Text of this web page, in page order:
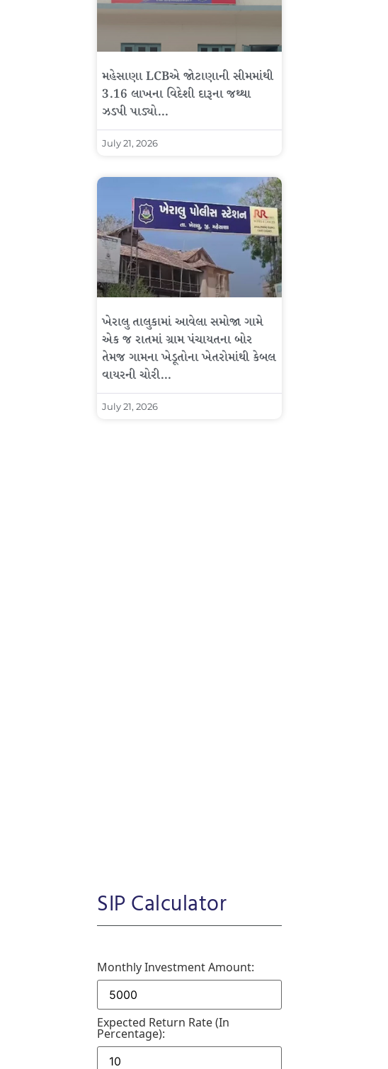
મહેસાણા LCBએ જોટાણાની સીમમાંથી
3.16 લાખના વિદેશી દારૂના જથ્થા
ઝડપી પાડ્યો…
July 21, 2026
ખેરાલુ તાલુકામાં આવેલા સમોજા ગામે
એક જ રાતમાં ગ્રામ પંચાયતના બોર
તેમજ ગામના ખેડૂતોના ખેતરોમાંથી કેબલ
વાયરની ચોરી…
July 21, 2026
SIP Calculator
Monthly Investment Amount:
Expected Return Rate (in
Percentage):